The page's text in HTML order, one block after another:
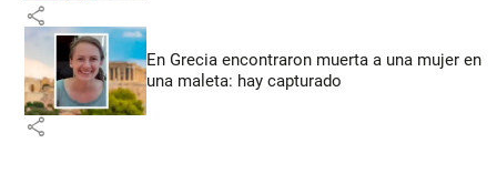
share
En Grecia encontraron muerta a una mujer en
una maleta: hay capturado
share